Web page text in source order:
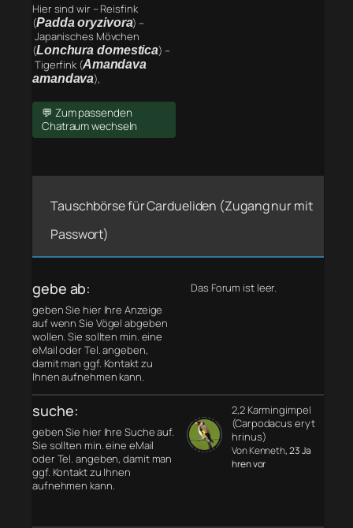
Hier sind wir – Reisfink
(Padda oryzivora) –
Japanisches Mövchen
(Lonchura domestica) –
Tigerfink (Amandava
amandava),
💬 Zum passenden
Chatraum wechseln
Tauschbörse für Cardueliden (Zugang nur mit
Passwort)
gebe ab:
geben Sie hier Ihre Anzeige
auf wenn Sie Vögel abgeben
wollen. Sie sollten min. eine
eMail oder Tel. angeben,
damit man ggf. Kontakt zu
Ihnen aufnehmen kann.
Das Forum ist leer.
suche:
geben Sie hier Ihre Suche auf.
Sie sollten min. eine eMail
oder Tel. angeben, damit man
ggf. Kontakt zu Ihnen
aufnehmen kann.
2,2 Karmingimpel
(Carpodacus eryt
hrinus)
Von Kenneth, 23 Ja
hren vor